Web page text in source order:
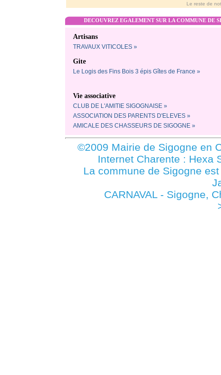
Le reste de
DECOUVREZ EGALEMENT SUR LA COMMUNE DE
Artisans
TRAVAUX VITICOLES »
Gite
Le Logis des Fins Bois 3 épis Gîtes de France »
Vie associative
CLUB DE L'AMITIE SIGOGNAISE »
ASSOCIATION DES PARENTS D'ELEVES »
AMICALE DES CHASSEURS DE SIGOGNE »
©2009 Mairie de Sigogne en
Internet Charente : Hexa
La commune de Sigogne
CARNAVAL - Sigogne,